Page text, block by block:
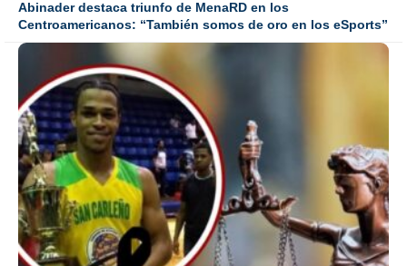
Abinader destaca triunfo de MenaRD en los
Centroamericanos: “También somos de oro en los eSports”